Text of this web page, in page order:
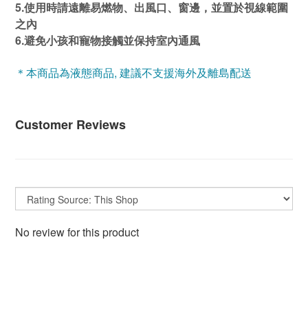
5.使用時請遠離易燃物、出風口、窗邊，並置於視線範圍
之內
6.避免小孩和寵物接觸並保持室內通風
＊本商品為液態商品, 建議不支援海外及離島配送
Customer Reviews
No review for this product